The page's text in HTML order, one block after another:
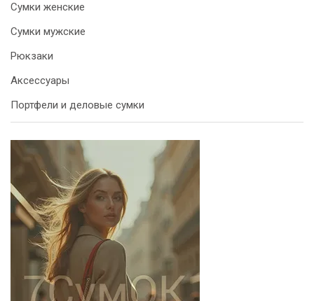
Сумки женские
Сумки мужские
Рюкзаки
Аксессуары
Портфели и деловые сумки